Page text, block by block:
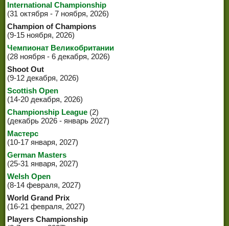
International Championship
(31 октября - 7 ноября, 2026)
Champion of Champions
(9-15 ноября, 2026)
Чемпионат Великобритании
(28 ноября - 6 декабря, 2026)
Shoot Out
(9-12 декабря, 2026)
Scottish Open
(14-20 декабря, 2026)
Championship League (2)
(декабрь 2026 - январь 2027)
Мастерс
(10-17 января, 2027)
German Masters
(25-31 января, 2027)
Welsh Open
(8-14 февраля, 2027)
World Grand Prix
(16-21 февраля, 2027)
Players Championship